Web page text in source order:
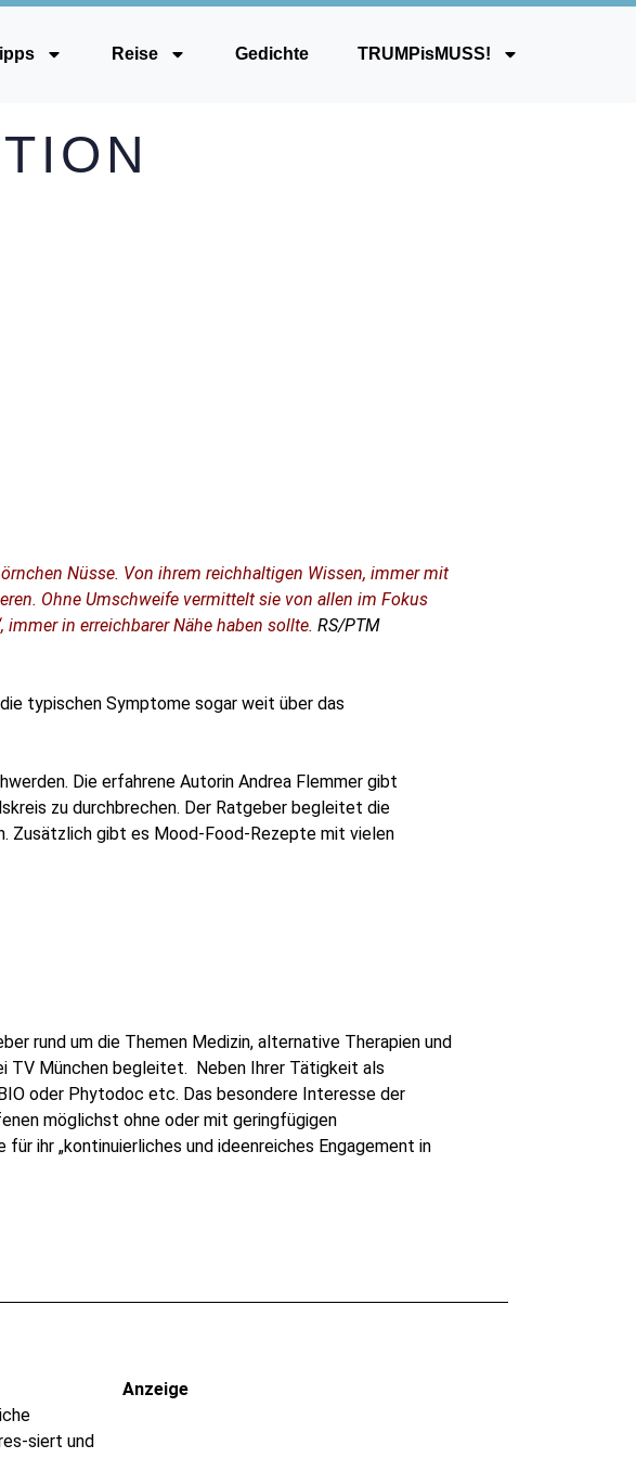
Reise Gedichte TRUMPisMUSS!
Nüsse. Von ihrem reichhaltigen Wissen, immer mit
Ohne Umschweife vermittelt sie von allen im Fokus
in erreichbarer Nähe haben sollte. RS/PTM
typischen Symptome sogar weit über das
Die erfahrene Autorin Andrea Flemmer gibt
zu durchbrechen. Der Ratgeber begleitet die
Zusätzlich gibt es Mood-Food-Rezepte mit vielen
rund um die Themen Medizin, alternative Therapien und
TV München begleitet. Neben Ihrer Tätigkeit als
oder Phytodoc etc. Das besondere Interesse der
möglichst ohne oder mit geringfügigen
ihr „kontinuierliches und ideenreiches Engagement in
siert und
Anzeige